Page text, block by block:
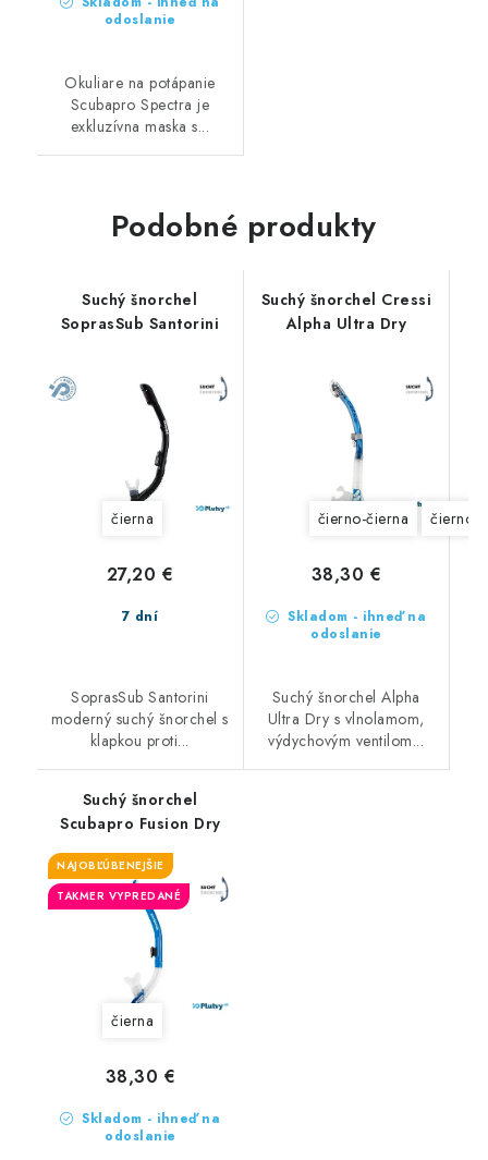
odoslanie
Okuliare na potápanie
Scubapro Spectra je
exkluzívna maska s...
Podobné produkty
Suchý šnorchel
SoprasSub Santorini
čierna
7 dní
27,20 €
SoprasSub Santorini
moderný suchý šnorchel s
klapkou proti...
Suchý šnorchel Cressi
Alpha Ultra Dry
čierno-čierna čierno-
Skladom - ihneď na
odoslanie
38,30 €
Suchý šnorchel Alpha
Ultra Dry s vlnolamom,
výdychovým ventilom...
Suchý šnorchel
Scubapro Fusion Dry
NAJOBĽÚBENEJŠIE
TAKMER VYPREDANÉ
čierna
Skladom - ihneď na
odoslanie
38,30 €